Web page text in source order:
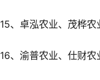
15、卓泓农业、茂桦
16、渝普农业、仕财